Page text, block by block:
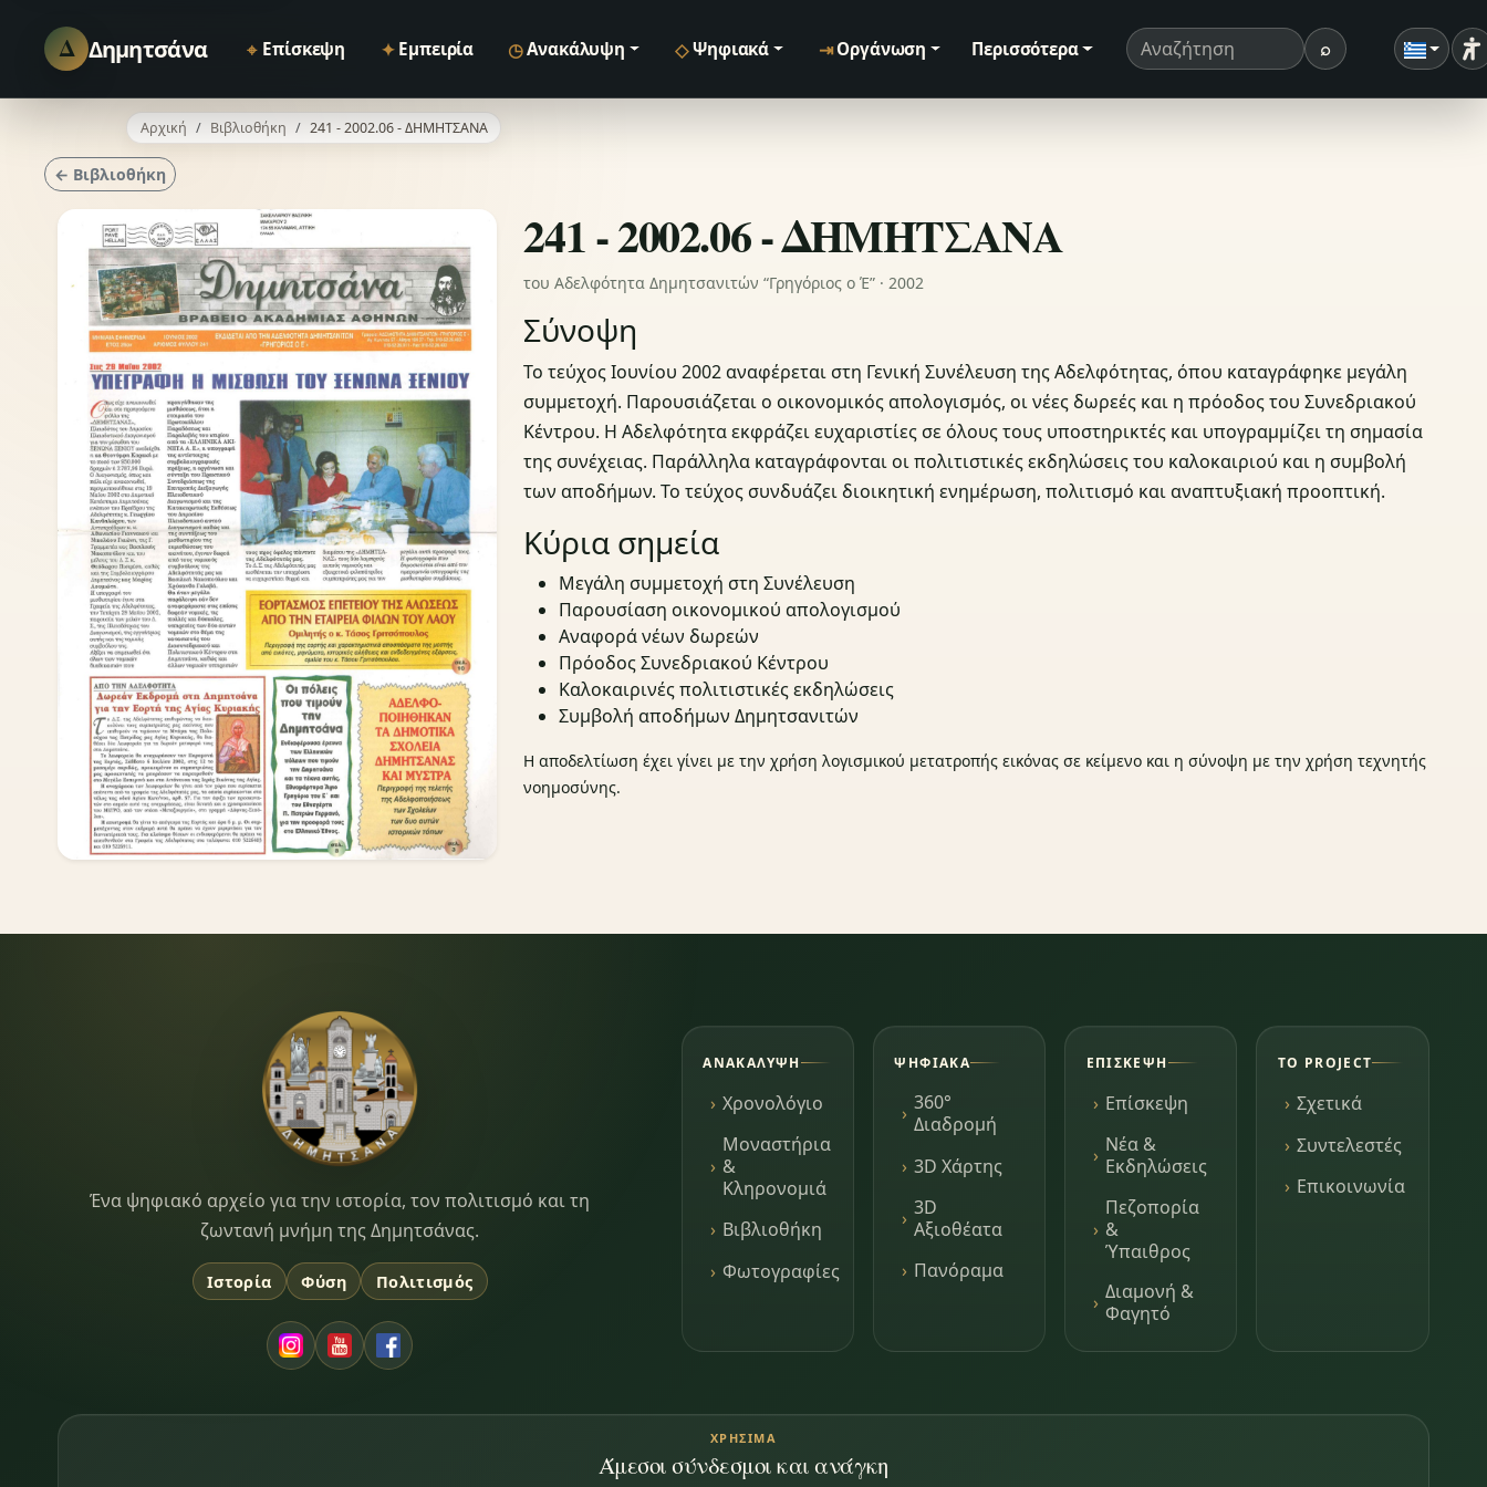
Δ Δημητσάνα ⌖ Επίσκεψη ✦ Εμπειρία ◷Ανακάλυψη ◇ Ψηφιακά ⇥ Οργάνωση Περισσότερα Όρος αναζήτησης ⌕Αναζήτηση
Αρχική Βιβλιοθήκη 241 - 2002.06 - ΔΗΜΗΤΣΑΝΑ
← Βιβλιοθήκη
241 - 2002.06 - ΔΗΜΗΤΣΑΝΑ
του Αδελφότητα Δημητσανιτών “Γρηγόριος ο Έ” · 2002
Σύνοψη
Το τεύχος Ιουνίου 2002 αναφέρεται στη Γενική Συνέλευση της Αδελφότητας, όπου καταγράφηκε μεγάλη
συμμετοχή. Παρουσιάζεται ο οικονομικός απολογισμός, οι νέες δωρεές και η πρόοδος του Συνεδριακού
Κέντρου. Η Αδελφότητα εκφράζει ευχαριστίες σε όλους τους υποστηρικτές και υπογραμμίζει τη σημασία
της συνέχειας. Παράλληλα καταγράφονται οι πολιτιστικές εκδηλώσεις του καλοκαιριού και η συμβολή
των αποδήμων. Το τεύχος συνδυάζει διοικητική ενημέρωση, πολιτισμό και αναπτυξιακή προοπτική.
Κύρια σημεία
Μεγάλη συμμετοχή στη Συνέλευση
Παρουσίαση οικονομικού απολογισμού
Αναφορά νέων δωρεών
Πρόοδος Συνεδριακού Κέντρου
Καλοκαιρινές πολιτιστικές εκδηλώσεις
Συμβολή αποδήμων Δημητσανιτών
Η αποδελτίωση έχει γίνει με την χρήση λογισμικού μετατροπής εικόνας σε κείμενο και η σύνοψη με την χρήση τεχνητής
νοημοσύνης.
Dimitsana.gr
Ένα ψηφιακό αρχείο για την ιστορία, τον πολιτισμό και τη
ζωντανή μνήμη της Δημητσάνας.
Ιστορία Φύση Πολιτισμός
ΑΝΑΚΆΛΥΨΗ
Χρονολόγιο
Μοναστήρια
&
Κληρονομιά
Βιβλιοθήκη
Φωτογραφίες
ΨΗΦΙΑΚΆ
360°
Διαδρομή
3D Χάρτης
3D
Αξιοθέατα
Πανόραμα
ΕΠΊΣΚΕΨΗ
Επίσκεψη
Νέα &
Εκδηλώσεις
Πεζοπορία
&
Ύπαιθρος
Διαμονή &
Φαγητό
ΤΟ PROJECT
Σχετικά
Συντελεστές
Επικοινωνία
ΧΡΉΣΙΜΑ
Άμεσοι σύνδεσμοι και ανάγκη